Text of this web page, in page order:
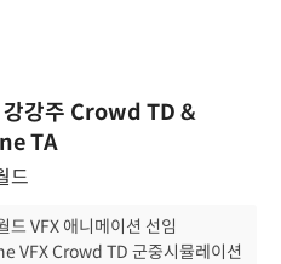
강강주 Crowd TD &
TA
드
드 VFX 애니메이션 선임
VFX Crowd TD 군중시뮬레이션